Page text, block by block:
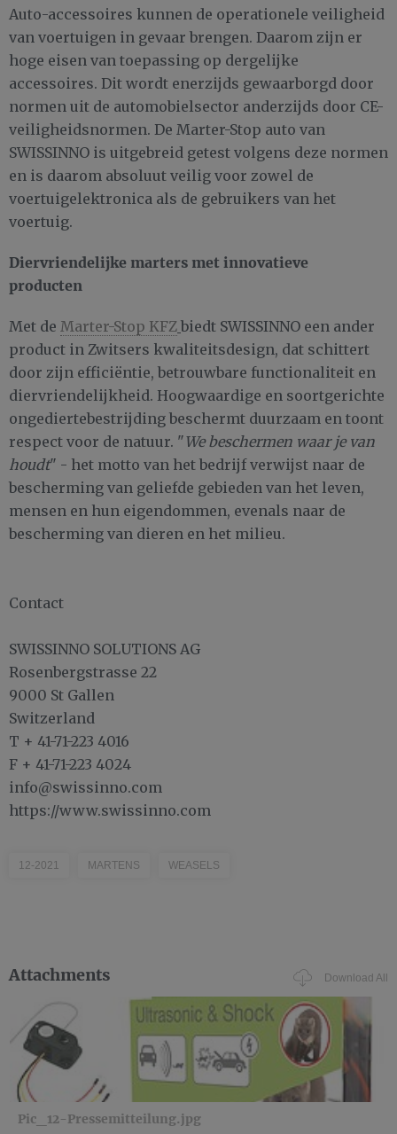
Auto-accessoires kunnen de operationele veiligheid
van voertuigen in gevaar brengen. Daarom zijn er
hoge eisen van toepassing op dergelijke
accessoires. Dit wordt enerzijds gewaarborgd door
normen uit de automobielsector anderzijds door CE-
veiligheidsnormen. De Marter-Stop auto van
SWISSINNO is uitgebreid getest volgens deze normen
en is daarom absoluut veilig voor zowel de
voertuigelektronica als de gebruikers van het
voertuig.
Diervriendelijke marters met innovatieve
producten
Met de Marter-Stop KFZ biedt SWISSINNO een ander
product in Zwitsers kwaliteitsdesign, dat schittert
door zijn efficiëntie, betrouwbare functionaliteit en
diervriendelijkheid. Hoogwaardige en soortgerichte
ongediertebestrijding beschermt duurzaam en toont
respect voor de natuur. "We beschermen waar je van
houdt" - het motto van het bedrijf verwijst naar de
bescherming van geliefde gebieden van het leven,
mensen en hun eigendommen, evenals naar de
bescherming van dieren en het milieu.
Contact
SWISSINNO SOLUTIONS AG
Rosenbergstrasse 22
9000 St Gallen
Switzerland
T + 41-71-223 4016
F + 41-71-223 4024
info@swissinno.com
https://www.swissinno.com
12-2021 MARTENS WEASELS
Attachments Download All
Pic_12-Pressemitteilung.jpg